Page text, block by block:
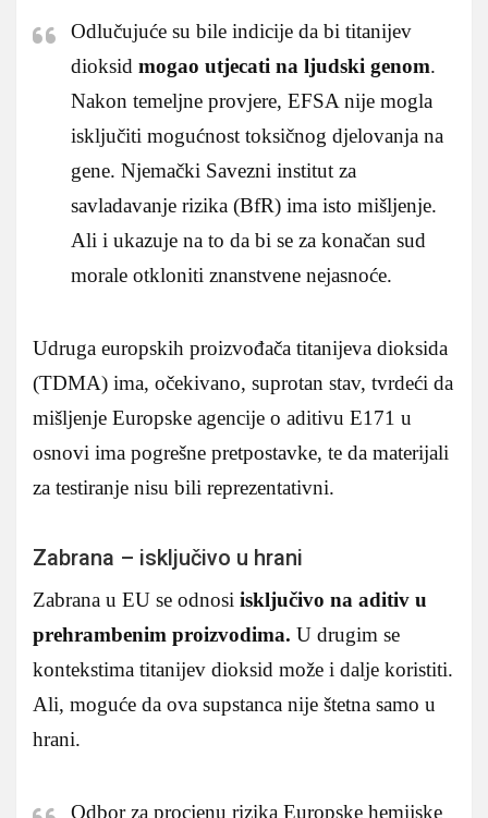
Odlučujuće su bile indicije da bi titanijev
dioksid mogao utjecati na ljudski genom.
Nakon temeljne provjere, EFSA nije mogla
isključiti mogućnost toksičnog djelovanja na
gene. Njemački Savezni institut za
savladavanje rizika (BfR) ima isto mišljenje.
Ali i ukazuje na to da bi se za konačan sud
morale otkloniti znanstvene nejasnoće.
Udruga europskih proizvođača titanijeva dioksida
(TDMA) ima, očekivano, suprotan stav, tvrdeći da
mišljenje Europske agencije o aditivu E171 u
osnovi ima pogrešne pretpostavke, te da materijali
za testiranje nisu bili reprezentativni.
Zabrana – isključivo u hrani
Zabrana u EU se odnosi isključivo na aditiv u
prehrambenim proizvodima. U drugim se
kontekstima titanijev dioksid može i dalje koristiti.
Ali, moguće da ova supstanca nije štetna samo u
hrani.
Odbor za procjenu rizika Europske hemijske